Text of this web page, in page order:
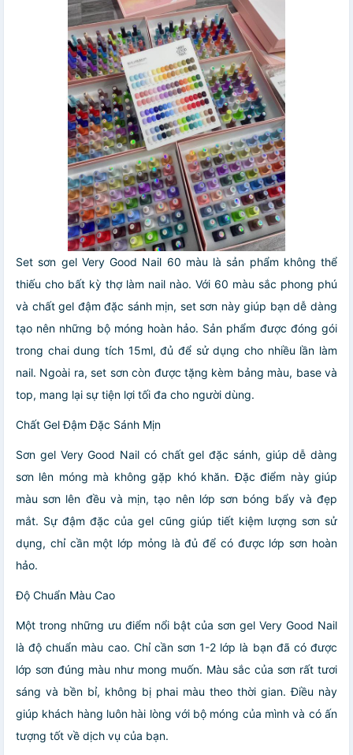
Set sơn gel Very Good Nail 60 màu là sản phẩm không thể
thiếu cho bất kỳ thợ làm nail nào. Với 60 màu sắc phong phú
và chất gel đậm đặc sánh mịn, set sơn này giúp bạn dễ dàng
tạo nên những bộ móng hoàn hảo. Sản phẩm được đóng gói
trong chai dung tích 15ml, đủ để sử dụng cho nhiều lần làm
nail. Ngoài ra, set sơn còn được tặng kèm bảng màu, base và
top, mang lại sự tiện lợi tối đa cho người dùng.
Chất Gel Đậm Đặc Sánh Mịn
Sơn gel Very Good Nail có chất gel đặc sánh, giúp dễ dàng
sơn lên móng mà không gặp khó khăn. Đặc điểm này giúp
màu sơn lên đều và mịn, tạo nên lớp sơn bóng bẩy và đẹp
mắt. Sự đậm đặc của gel cũng giúp tiết kiệm lượng sơn sử
dụng, chỉ cần một lớp mỏng là đủ để có được lớp sơn hoàn
hảo.
Độ Chuẩn Màu Cao
Một trong những ưu điểm nổi bật của sơn gel Very Good Nail
là độ chuẩn màu cao. Chỉ cần sơn 1-2 lớp là bạn đã có được
lớp sơn đúng màu như mong muốn. Màu sắc của sơn rất tươi
sáng và bền bỉ, không bị phai màu theo thời gian. Điều này
giúp khách hàng luôn hài lòng với bộ móng của mình và có ấn
tượng tốt về dịch vụ của bạn.